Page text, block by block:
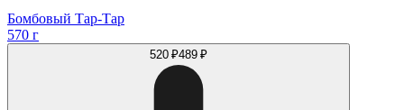
Бомбовый Тар-Тар
570 г
520 ₽489 ₽